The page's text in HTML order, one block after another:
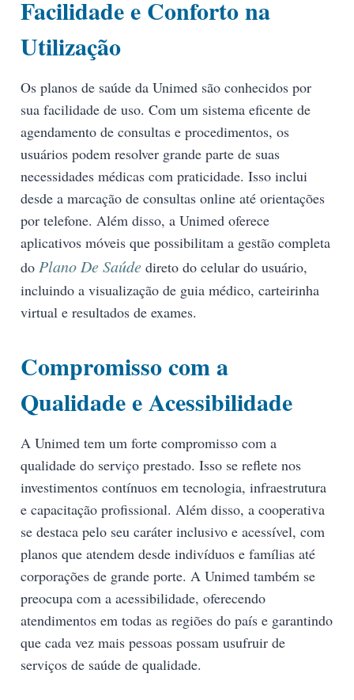
Facilidade e Conforto na
Utilização
Os planos de saúde da Unimed são conhecidos por
sua facilidade de uso. Com um sistema eficente de
agendamento de consultas e procedimentos, os
usuários podem resolver grande parte de suas
necessidades médicas com praticidade. Isso inclui
desde a marcação de consultas online até orientações
por telefone. Além disso, a Unimed oferece
aplicativos móveis que possibilitam a gestão completa
do Plano De Saúde direto do celular do usuário,
incluindo a visualização de guia médico, carteirinha
virtual e resultados de exames.
Compromisso com a
Qualidade e Acessibilidade
A Unimed tem um forte compromisso com a
qualidade do serviço prestado. Isso se reflete nos
investimentos contínuos em tecnologia, infraestrutura
e capacitação profissional. Além disso, a cooperativa
se destaca pelo seu caráter inclusivo e acessível, com
planos que atendem desde indivíduos e famílias até
corporações de grande porte. A Unimed também se
preocupa com a acessibilidade, oferecendo
atendimentos em todas as regiões do país e garantindo
que cada vez mais pessoas possam usufruir de
serviços de saúde de qualidade.